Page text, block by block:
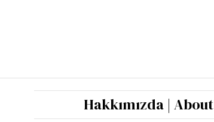
Hakkımızda | About